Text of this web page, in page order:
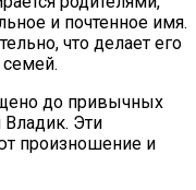
и почтенное имя.
что делает его
до привычных
Владик. Эти
произношение и